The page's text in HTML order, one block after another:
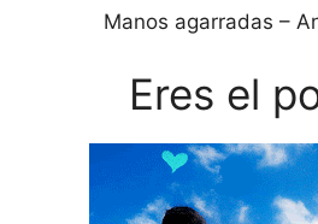
Manos agarradas –
Eres el